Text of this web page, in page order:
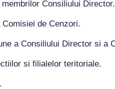
Consiliului Director.
de Cenzori.
a Consiliului Director si a
si filialelor teritoriale.